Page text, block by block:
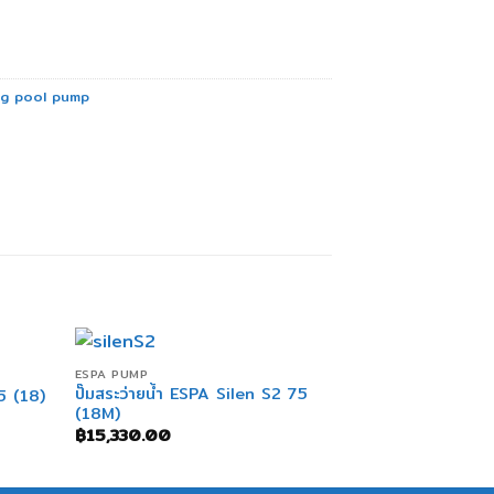
pool pump
(18)
+
ESPA PUMP
ปั๊มสระว่ายน้ำ ESPA Silen S2 75
(18M)
฿15,330.00